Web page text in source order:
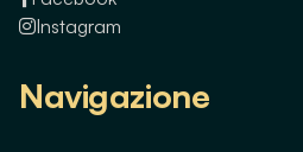
Instagram
Navigazione